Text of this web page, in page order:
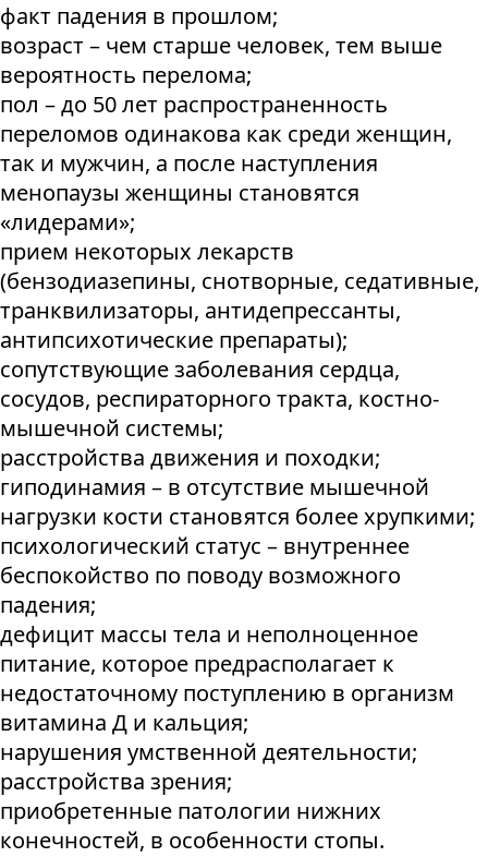
факт падения в прошлом;
возраст – чем старше человек, тем выше
вероятность перелома;
пол – до 50 лет распространенность
переломов одинакова как среди женщин,
так и мужчин, а после наступления
менопаузы женщины становятся
«лидерами»;
прием некоторых лекарств
(бензодиазепины, снотворные, седативные,
транквилизаторы, антидепрессанты,
антипсихотические препараты);
сопутствующие заболевания сердца,
сосудов, респираторного тракта, костно-
мышечной системы;
расстройства движения и походки;
гиподинамия – в отсутствие мышечной
нагрузки кости становятся более хрупкими;
психологический статус – внутреннее
беспокойство по поводу возможного
падения;
дефицит массы тела и неполноценное
питание, которое предрасполагает к
недостаточному поступлению в организм
витамина Д и кальция;
нарушения умственной деятельности;
расстройства зрения;
приобретенные патологии нижних
конечностей, в особенности стопы.